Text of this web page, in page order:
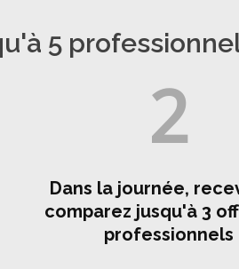
5
2
Dans la journée,
comparez jusqu'à 3
professionnels